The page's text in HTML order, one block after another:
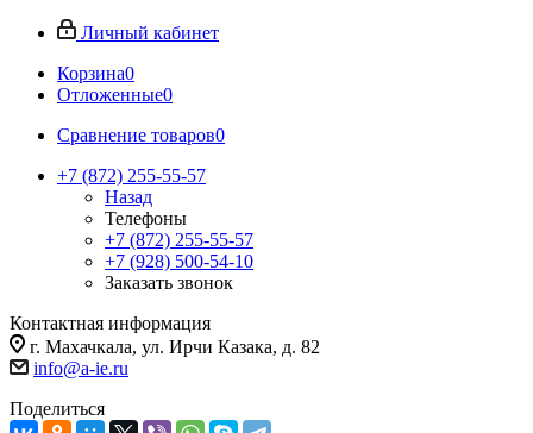
Личный кабинет
Корзина0
Отложенные0
Сравнение товаров0
+7 (872) 255-55-57
Назад
Телефоны
+7 (872) 255-55-57
+7 (928) 500-54-10
Заказать звонок
Контактная информация
г. Махачкала, ул. Ирчи Казака, д. 82
info@a-ie.ru
Поделиться